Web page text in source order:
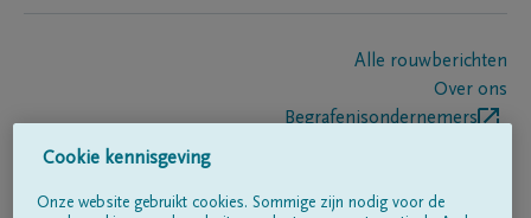
Alle rouwberichten
Over ons
Begrafenisondernemers
Cookie kennisgeving
Onze website gebruikt cookies. Sommige zijn nodig voor de